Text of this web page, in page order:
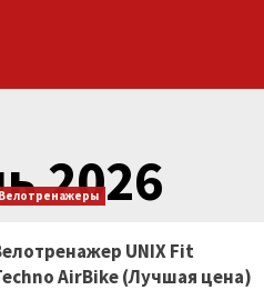
2026
Велотренажеры
UNIX Fit
AirBike (Лучшая цена)